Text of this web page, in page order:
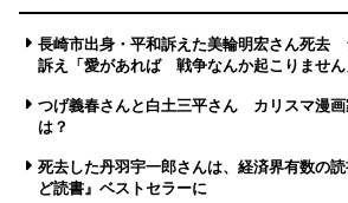
長崎市出身・平和訴えた美輪明宏さん死去
訴え「愛があれば 戦争なんか起こりません
つげ義春さんと白土三平さん カリスマ漫画
は？
死去した丹羽宇一郎さんは、経済界有数の
ど読書』ベストセラーに